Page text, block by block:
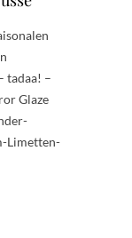
tadaa! –
Glaze
Limetten-